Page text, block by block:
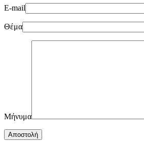
E-mail
Θέμα
Μήνυμα